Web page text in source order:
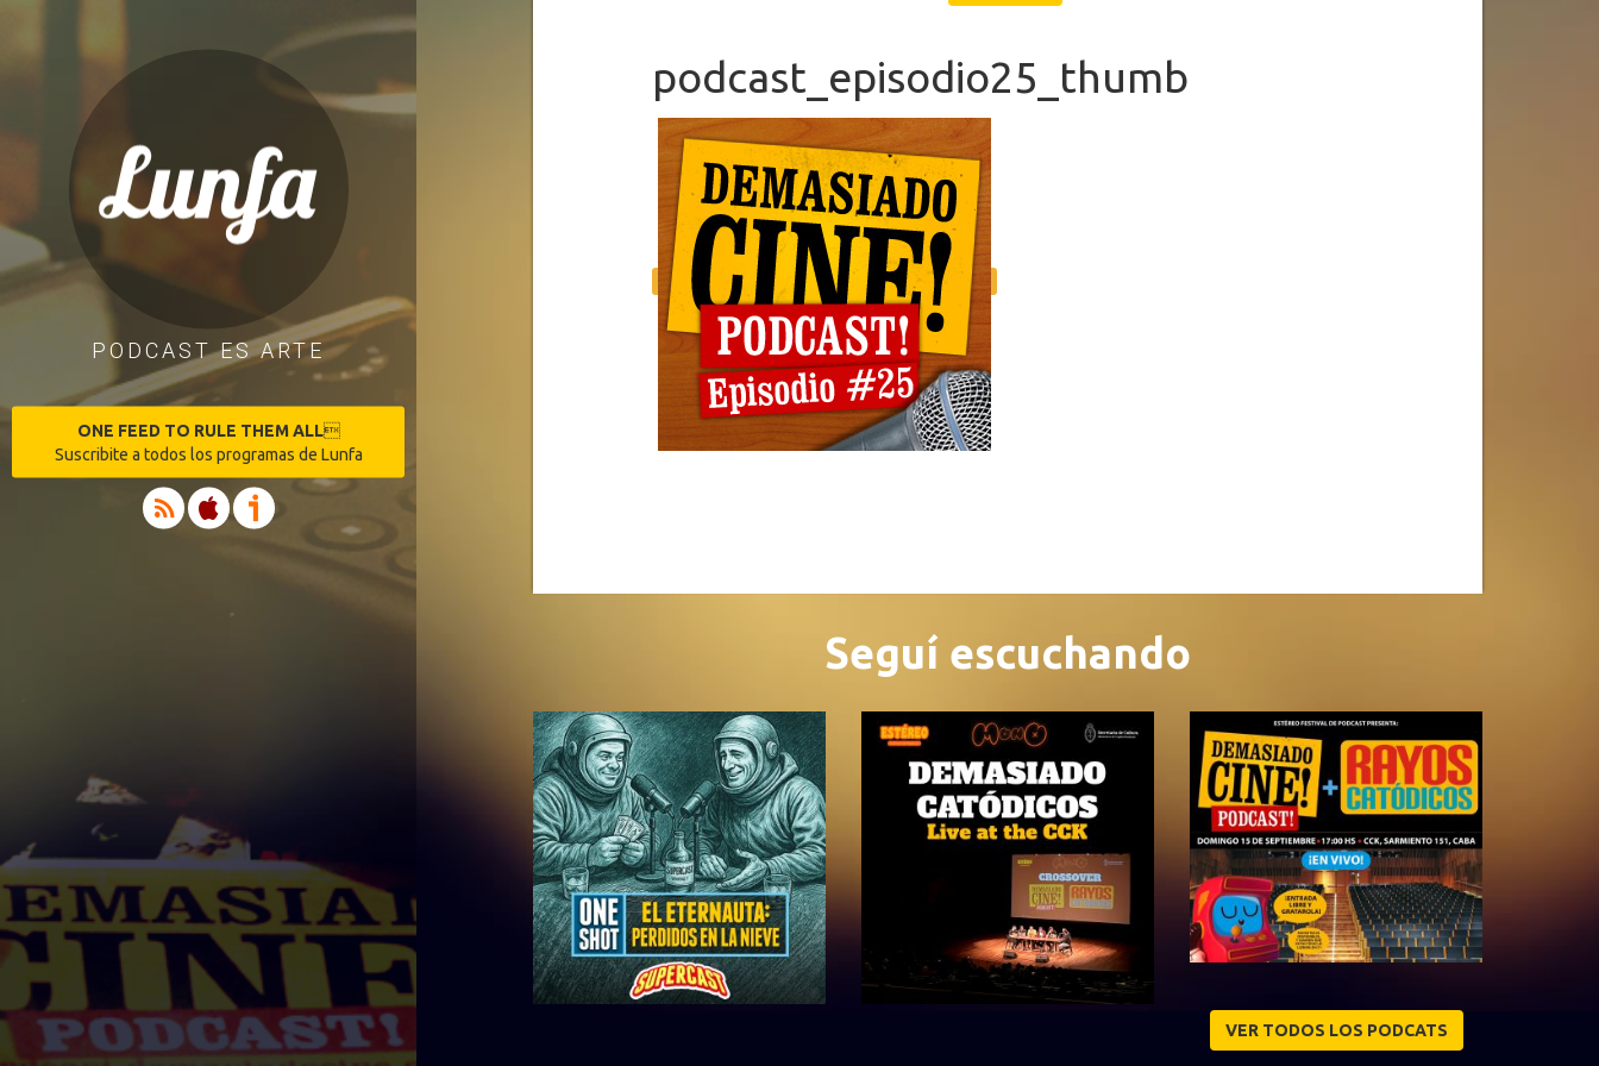
PODCAST ES ARTE
ONE FEED TO RULE THEM ALL 
Suscribite a todos los programas de Lunfa
podcast_episodio25_thumb
Seguí escuchando
VER TODOS LOS PODCATS